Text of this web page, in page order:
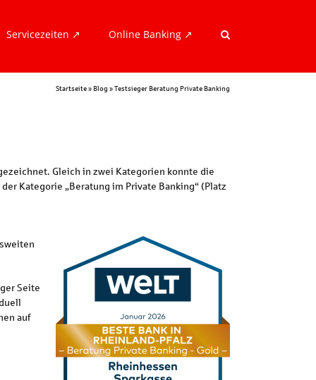
Servicezeiten ↗︎ Online Banking ↗︎
Startseite» Blog »Testsieger Beratung Private Banking
Gleich in zwei Kategorien konnte die
Kategorie „Beratung im Private Banking“ (Platz
Seite
auf